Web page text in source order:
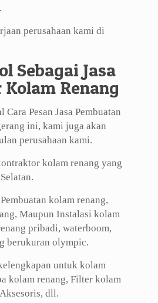
perusahaan kami di
Sebagai Jasa
Renang
Pesan Jasa Pembuatan
ini, kami juga akan
perusahaan kami.
kolam renang yang
kolam renang,
Maupun Instalasi kolam
pribadi, waterboom,
berukuran olympic.
untuk kolam
kolam renang, Filter kolam
dll.